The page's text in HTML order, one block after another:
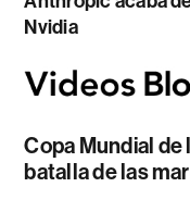
Nvidia
Copa Mundial de
batalla de las